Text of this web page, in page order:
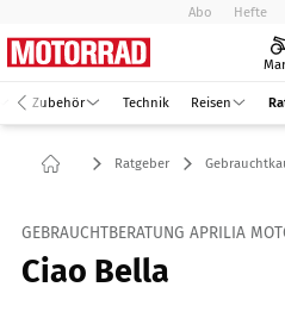
Abo Hefte
Zubehör Technik Reisen
Ratgeber
GEBRAUCHTBERATUNG APRILIA
Ciao Bella